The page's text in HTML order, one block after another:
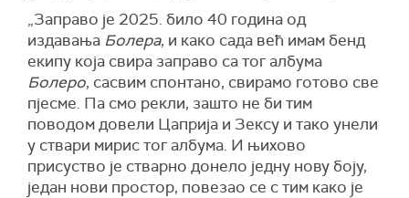
„Заправо је 2025. било 40 година од
издавања Болера, и како сада већ имам бенд
екипу која свира заправо са тог албума
Болеро, сасвим спонтано, свирамо готово све
пјесме. Па смо рекли, зашто не би тим
поводом довели Цаприја и Зексу и тако унели
у ствари мирис тог албума. И њихово
присуство је стварно донело једну нову боју,
један нови простор, повезао се с тим како је